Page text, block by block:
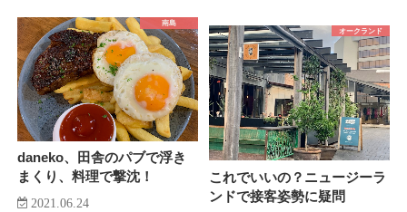
南島
daneko、田舎のパブで浮き
まくり、料理で撃沈！
2021.06.24
オークランド
これでいいの？ニュージーラ
ンドで接客姿勢に疑問